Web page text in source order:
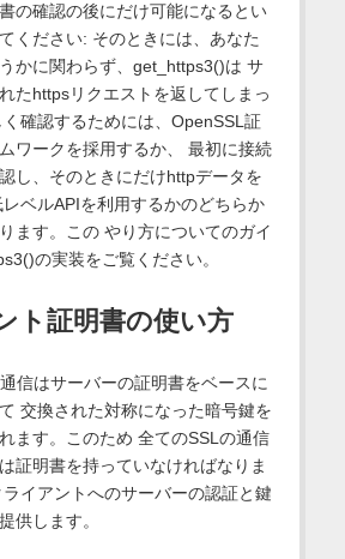
の確認の後にだけ可能になるとい
ください: そのときには、あなた
かに関わらず、get_https3()は サ
たhttpsリクエストを返してしまっ
確認するためには、OpenSSL証
ワークを採用するか、 最初に接続
し、そのときにだけhttpデータを
ベルAPIを利用するかのどちらか
ます。この やり方についてのガイ
の実装をご覧ください。
ト証明書の使い方
信はサーバーの証明書をベースに
交換された対称になった暗号鍵を
ます。このため 全てのSSLの通信
証明書を持っていなければなりま
イアントへのサーバーの認証と鍵
供します。